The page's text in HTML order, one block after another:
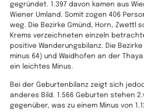
gegründet. 1.397 davon kamen aus
Wiener Umland. Somit zogen 406
weg. Die Bezirke Gmünd, Horn, Zwettl
Krems verzeichneten einzeln
positive Wanderungsbilanz. Die
minus 64) und Waidhofen an der
ein leichtes Minus.
Bei der Geburtenbilanz zeigt sich
anderes Bild. 1.566 Geburten stehen
gegenüber, was zu einem Minus von